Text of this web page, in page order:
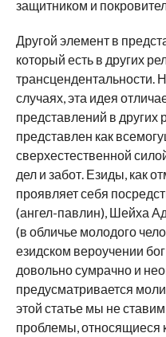
защитником и
Другой элемент в
который есть в других
трансцендентальности.
случаях, эта идея
представлений в других
представлен как
сверхестественной
дел и забот. Езиды, как
проявляет себя
(ангел-павлин), Шейха
(в обличье молодого
езидском вероучении
довольно сумрачно и
предусматривается
этой статье мы не
проблемы, относящиеся